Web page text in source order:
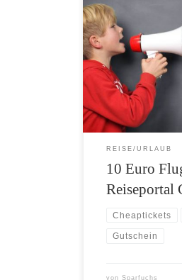
Günstige
Portal von
unabhängiger
Fluggesellschaften
regulären
(Billigflieger) und
angeboten. Auf die
Sie aktuell bis zum
REISE/URLAUB
10 Euro
Reiseportal
Cheaptickets
Gutschein
vonSparfuchs